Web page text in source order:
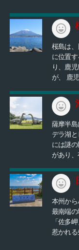
桜島は
に位置
り、鹿
が、 鹿
どんが名物です。 今も
で、 降
薩摩半
デラ湖
には謎
があり
花々が
の早い春
ポットで
本州か
最南端
「佐多岬」です。 ライ
惹かれ